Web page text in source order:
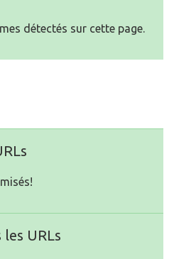
détectés sur cette page.
URLs